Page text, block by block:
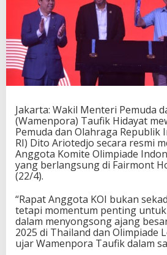
i
e
p
K
O
I
2
0
2
B
a
h
a
s
T
Jakarta: Wakil Menteri Pemuda
(Wamenpora) Taufik Hidayat
Pemuda dan Olahraga Republik
RI) Dito Ariotedjo secara resmi
Anggota Komite Olimpiade
yang berlangsung di Fairmont
(22/4).
“Rapat Anggota KOI bukan
tetapi momentum penting
dalam menyongsong ajang
2025 di Thailand dan Olimpiade
ujar Wamenpora Taufik dalam